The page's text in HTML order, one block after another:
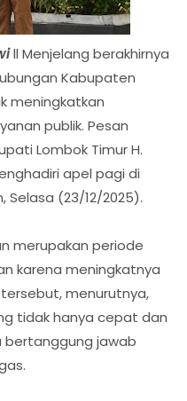
ll Menjelang berakhirnya
Kabupaten
meningkatkan
publik. Pesan
Lombok Timur H.
apel pagi di
Selasa (23/12/2025).
merupakan periode
karena meningkatnya
menurutnya,
tidak hanya cepat dan
jawab